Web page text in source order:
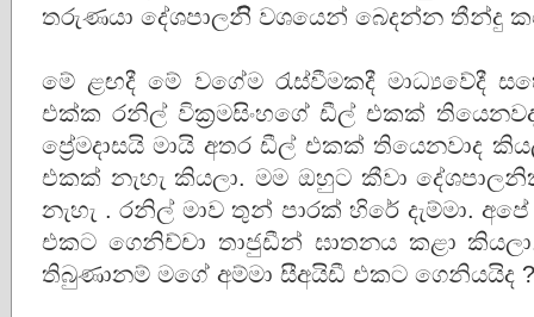
තරුණයා දේශපාලනිි වශයෙන් බෙදන්න තීන්දු
මේ ළඟදී මේ වගේම රැස්වීමකදී මාධ්‍යවේදී
එක්ක රනිල් වික්‍රමසිංහගේ ඩීල් එකක්
ප්‍රේමදාසයි මායි අතර ඩීල් එකක් තියෙනවාද
එකක් නැහැ කියලා. මම ඔහුට කීවා
නැහැ . රනිල් මාව තුන් පාරක් හිරේ දැම්මා.
එකට ගෙනිච්චා තාජුඩීන් ඝාතනය කළා
තිබුණානම් මගේ අම්මා සීඅයිඩී එකට ගෙනියයිද ?